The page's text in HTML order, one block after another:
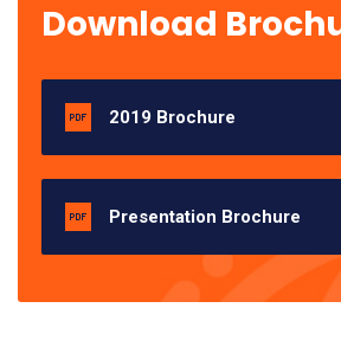
Download
2019 Brochure
Presentation Brochure